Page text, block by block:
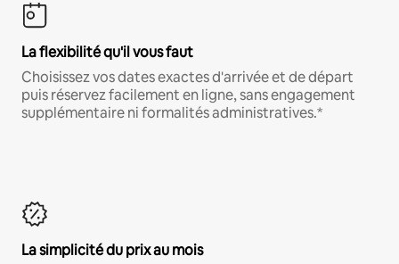
La flexibilité qu'il vous faut
Choisissez vos dates exactes d'arrivée et de départ
puis réservez facilement en ligne, sans engagement
supplémentaire ni formalités administratives.*
La simplicité du prix au mois